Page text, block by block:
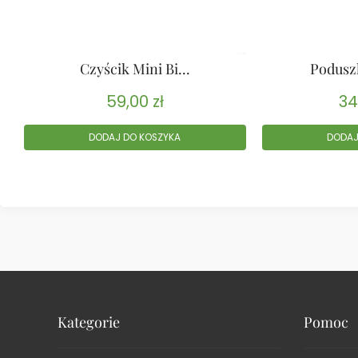
Czyścik Mini Bi...
59,00 zł
DODAJ DO KOSZYKA
Kategorie Pomoc